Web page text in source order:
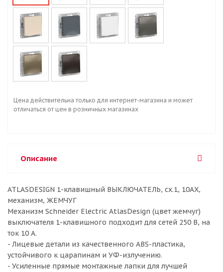
Цена действительна только для интернет-магазина и может
отличаться от цен в розничных магазинах
Описание
ATLASDESIGN 1-клавишный ВЫКЛЮЧАТЕЛЬ, сх.1, 10АХ,
механизм, ЖЕМЧУГ
Механизм Schneider Electric AtlasDesign (цвет жемчуг)
выключателя 1-клавишного подходит для сетей 250 В, на
ток 10 А.
- Лицевые детали из качественного ABS-пластика,
устойчивого к царапинам и УФ-излучению.
- Усиленные прямые монтажные лапки для лучшей